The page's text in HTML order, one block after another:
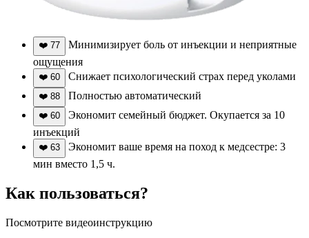
❤️ 77
Минимизирует боль от инъекции и неприятные
ощущения
❤️ 60 Снижает психологический страх перед уколами
❤️ 88 Полностью автоматический
❤️ 60
Экономит семейный бюджет. Окупается за 10
инъекций
❤️ 63
Экономит ваше время на поход к медсестре: 3
мин вместо 1,5 ч.
Как пользоваться?
Посмотрите видеоинструкцию